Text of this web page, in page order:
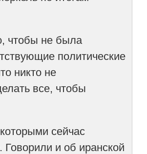
чтобы не была
политические
никто не
все, чтобы
сейчас
и об иранской